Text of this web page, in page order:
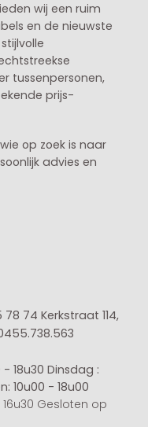
wij een ruim
en de nieuwste
tussenpersonen,
prijs-
op zoek is naar
advies en
78 74 Kerkstraat 114,
18u30 Dinsdag :
10u00 - 18u00
Gesloten op